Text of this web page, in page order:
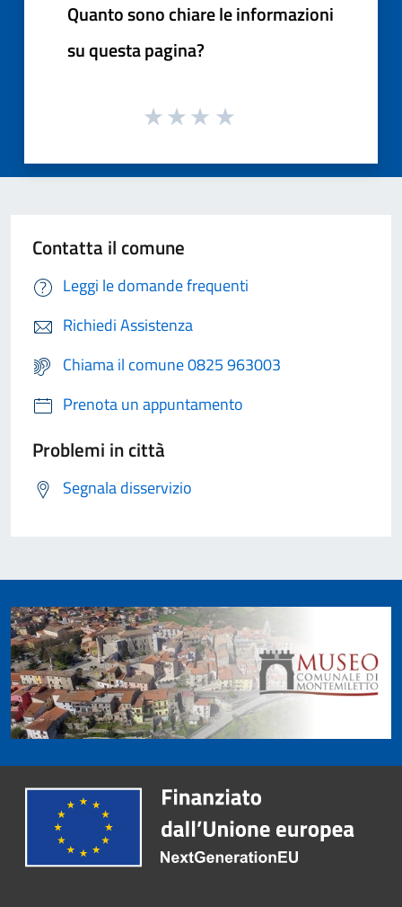
Quanto sono chiare le informazioni
su questa pagina?
Contatta il comune
Leggi le domande frequenti
Richiedi Assistenza
Chiama il comune 0825 963003
Prenota un appuntamento
Problemi in città
Segnala disservizio